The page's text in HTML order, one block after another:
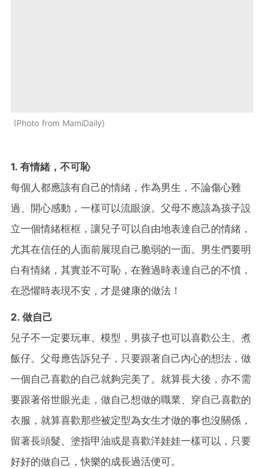
Photo from MamiDaily
1. 有情緒，不可恥
每個人都應該有自己的情緒，作為男生，不論傷心難
過、開心感動，一樣可以流眼淚。父母不應該為孩子設
立一個情緒框框，讓兒子可以自由地表達自己的情緒，
尤其在信任的人面前展現自己脆弱的一面。男生們要明
白有情緒，其實並不可恥，在難過時表達自己的不憤，
在恐懼時表現不安，才是健康的做法！
2. 做自己
兒子不一定要玩車、模型，男孩子也可以喜歡公主、煮
飯仔。父母應告訴兒子，只要跟著自己內心的想法，做
一個自己喜歡的自己就夠完美了。就算長大後，亦不需
要跟著俗世眼光走，做自己想做的職業、穿自己喜歡的
衣服，就算喜歡那些被定型為女生才做的事也沒關係，
留著長頭髮、塗指甲油或是喜歡洋娃娃一樣可以，只要
好好的做自己，快樂的成長過活便可。